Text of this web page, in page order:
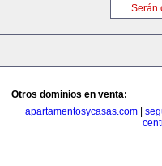
Serán
Otros dominios en venta:
apartamentosycasas.com|